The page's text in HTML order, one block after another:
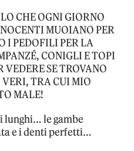
CHE OGNI GIORNO
MUOIANO PER
I PEDOFILI PER LA
CONIGLI E TOPI
SE TROVANO
TRA CUI MIO
MALE!
lunghi… le gambe
e i denti perfetti…